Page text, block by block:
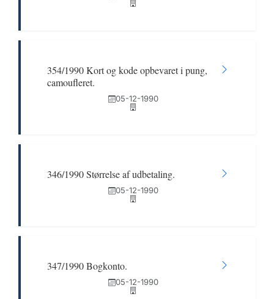
354/1990 Kort og kode opbevaret i pung,
camoufleret.
05-12-1990
346/1990 Størrelse af udbetaling.
05-12-1990
347/1990 Bogkonto.
05-12-1990